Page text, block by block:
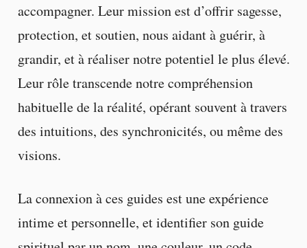
accompagner. Leur mission est d’offrir sagesse,
protection, et soutien, nous aidant à guérir, à
grandir, et à réaliser notre potentiel le plus élevé.
Leur rôle transcende notre compréhension
habituelle de la réalité, opérant souvent à travers
des intuitions, des synchronicités, ou même des
visions.
La connexion à ces guides est une expérience
intime et personnelle, et identifier son guide